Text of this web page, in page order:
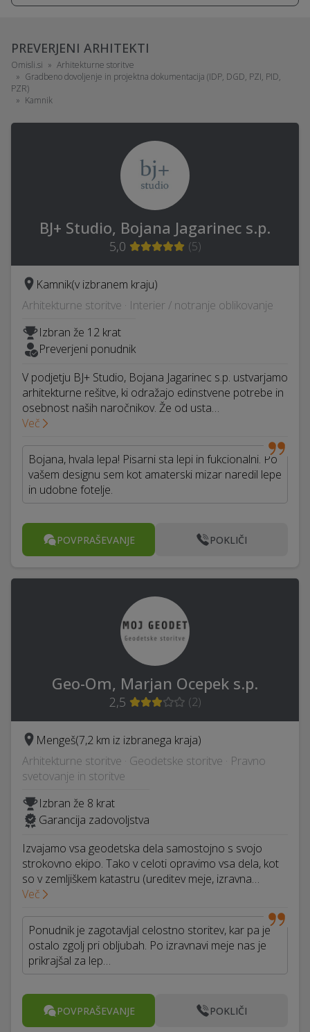
PREVERJENI ARHITEKTI
Omisli.si
Arhitekturne storitve
Gradbeno dovoljenje in projektna dokumentacija (IDP, DGD, PZI, PID,
PZR)
Kamnik
BJ+ Studio, Bojana Jagarinec s.p.
5,0 (5)
Kamnik(v izbranem kraju)
Arhitekturne storitve · Interier / notranje oblikovanje
Izbran že 12 krat
Preverjeni ponudnik
V podjetju BJ+ Studio, Bojana Jagarinec s.p. ustvarjamo
arhitekturne rešitve, ki odražajo edinstvene potrebe in
osebnost naših naročnikov. Že od usta…
Več
Bojana, hvala lepa! Pisarni sta lepi in fukcionalni. Po
vašem designu sem kot amaterski mizar naredil lepe
in udobne fotelje.
POVPRAŠEVANJE POKLIČI
Geo-Om, Marjan Ocepek s.p.
2,5 (2)
Mengeš(7,2 km iz izbranega kraja)
Arhitekturne storitve · Geodetske storitve · Pravno
svetovanje in storitve
Izbran že 8 krat
Garancija zadovoljstva
Izvajamo vsa geodetska dela samostojno s svojo
strokovno ekipo. Tako v celoti opravimo vsa dela, kot
so v zemljiškem katastru (ureditev meje, izravna…
Več
Ponudnik je zagotavljal celostno storitev, kar pa je
ostalo zgolj pri obljubah. Po izravnavi meje nas je
prikrajšal za lep…
POVPRAŠEVANJE POKLIČI